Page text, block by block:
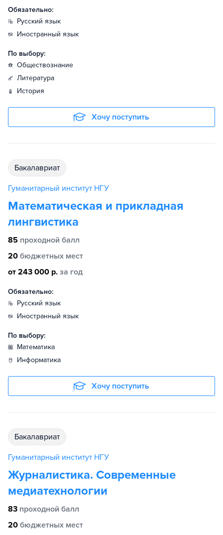
Обязательно:
русский язык
иностранный язык
По выбору:
обществознание
литература
история
Хочу поступить
бакалавриат
Гуманитарный институт НГУ
Математическая и прикладная
лингвистика
85 проходной балл
20 бюджетных мест
от 243 000 р. за год
Обязательно:
русский язык
иностранный язык
По выбору:
математика
информатика
Хочу поступить
бакалавриат
Гуманитарный институт НГУ
Журналистика. Современные
медиатехнологии
83 проходной балл
20 бюджетных мест